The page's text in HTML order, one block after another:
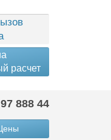
расчет
888 44